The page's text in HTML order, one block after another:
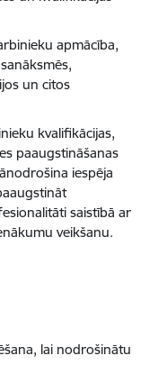
apmācība,
un citos
kvalifikācijas,
paaugstināšanas
iespēja
saistībā ar
veikšanu.
lai nodrošinātu